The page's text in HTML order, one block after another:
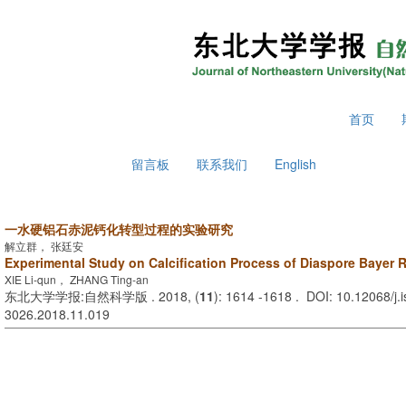
首页
留言板 联系我们 English
一水硬铝石赤泥钙化转型过程的实验研究
解立群， 张廷安
Experimental Study on Calcification Process of Diaspore Bayer
XIE Li-qun， ZHANG Ting-an
东北大学学报:自然科学版 . 2018, (11): 1614 -1618 . DOI: 10.12068/
3026.2018.11.019